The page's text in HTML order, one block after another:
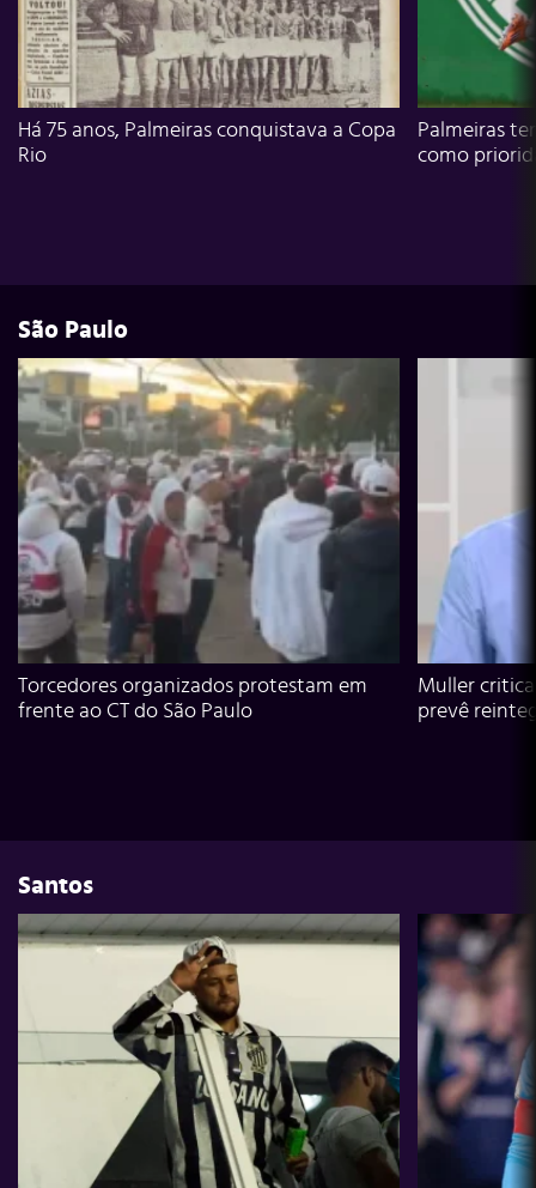
Há 75 anos, Palmeiras conquistava a Copa
Rio
Palmeiras
como
São Paulo
Torcedores organizados protestam em
frente ao CT do São Paulo
Muller
prevê
Santos